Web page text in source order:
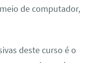
de computador,
deste curso é o